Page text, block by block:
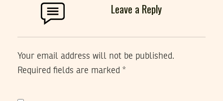
Leave a Reply
Your email address will not be published.
Required fields are marked *